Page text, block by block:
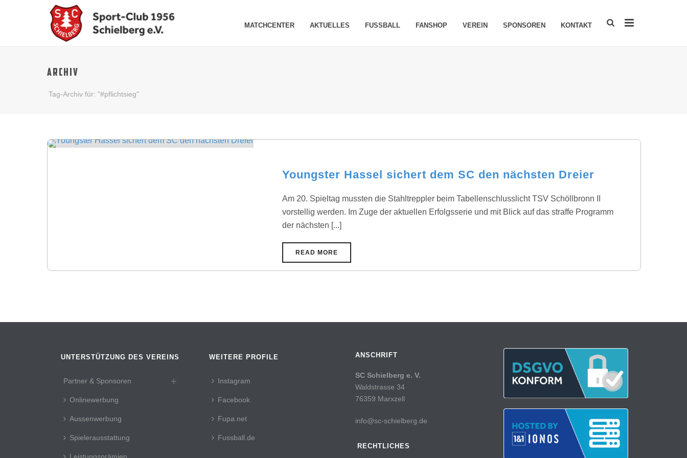
MATCHCENTER AKTUELLES FUSSBALL FANSHOP VEREIN SPONSOREN KONTAKT
ARCHIV
Tag-Archiv für: "#pflichtsieg"
Youngster Hassel sichert dem SC den nächsten Dreier
Am 20. Spieltag mussten die Stahltreppler beim Tabellenschlusslicht TSV Schöllbronn II
vorstellig werden. Im Zuge der aktuellen Erfolgsserie und mit Blick auf das straffe Programm
der nächsten [...]
READ MORE
UNTERSTÜTZUNG DES VEREINS
Partner & Sponsoren
Onlinewerbung
Aussenwerbung
Spielerausstattung
WEITERE PROFILE
Instagram
Facebook
Fupa.net
Fussball.de
ANSCHRIFT
SC Schielberg e. V.
Waldstrasse 34
76359 Marxzell
info@sc-schielberg.de
RECHTLICHES